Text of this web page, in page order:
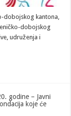
dobojskog kantona,
dobojskog
udruženja i
godine – Javni
koje će